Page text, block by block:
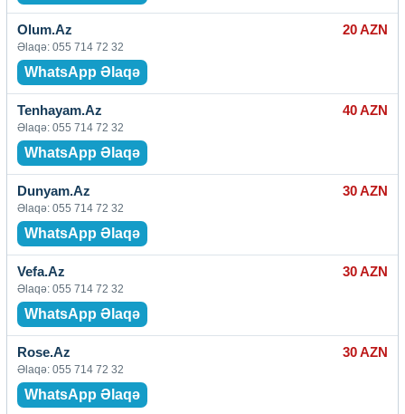
Olum.Az 20 AZN
Əlaqə: 055 714 72 32
WhatsApp Əlaqə
Tenhayam.Az 40 AZN
Əlaqə: 055 714 72 32
WhatsApp Əlaqə
Dunyam.Az 30 AZN
Əlaqə: 055 714 72 32
WhatsApp Əlaqə
Vefa.Az 30 AZN
Əlaqə: 055 714 72 32
WhatsApp Əlaqə
Rose.Az 30 AZN
Əlaqə: 055 714 72 32
WhatsApp Əlaqə